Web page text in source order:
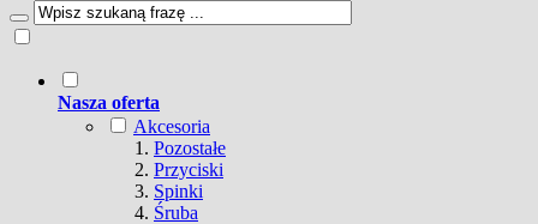
Nasza oferta
Akcesoria
Pozostałe
Przyciski
Spinki
Śruba